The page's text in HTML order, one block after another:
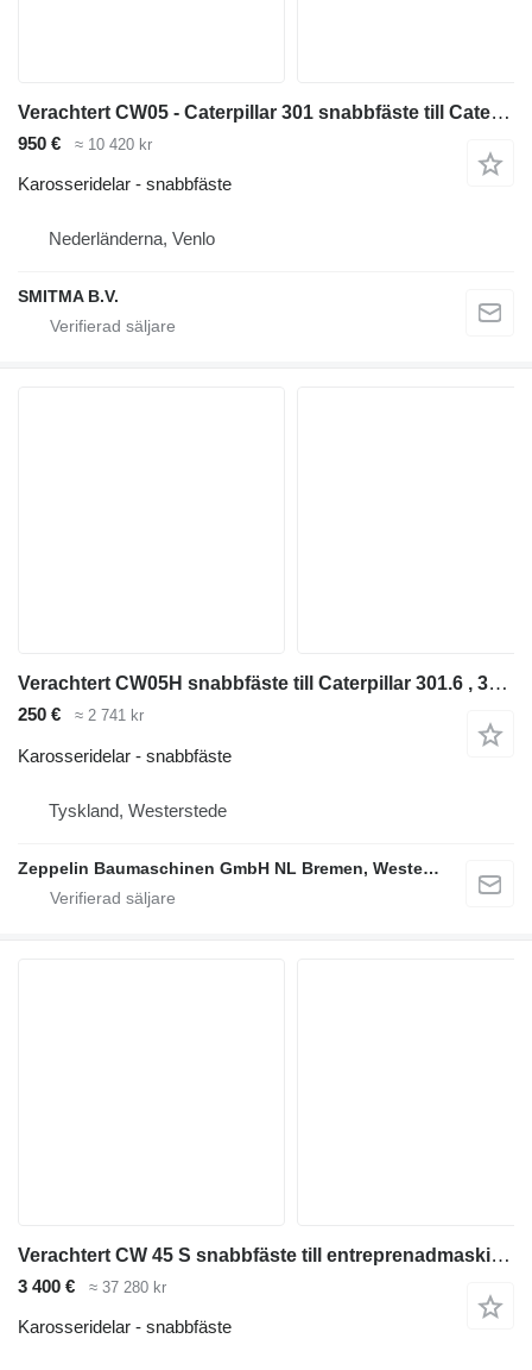
Verachtert CW05 - Caterpillar 301 snabbfäste till Caterpillar 301 minigrävare
950 € ≈ 10 420 kr
Karosseridelar - snabbfäste
Nederländerna, Venlo
SMITMA B.V.
Verachtert CW05H snabbfäste till Caterpillar 301.6 , 302 minigrävare
250 € ≈ 2 741 kr
Karosseridelar - snabbfäste
Tyskland, Westerstede
Zeppelin Baumaschinen GmbH NL Bremen, Westerstede
Verachtert CW 45 S snabbfäste till entreprenadmaskiner
3 400 € ≈ 37 280 kr
Karosseridelar - snabbfäste